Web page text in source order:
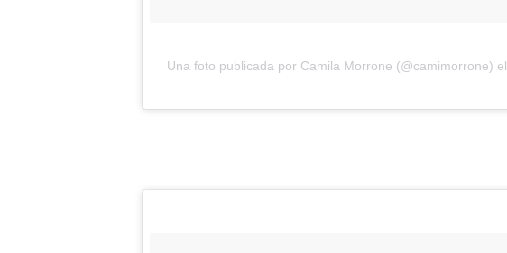
Una foto publicada por Camila Morrone (@camimorrone) el